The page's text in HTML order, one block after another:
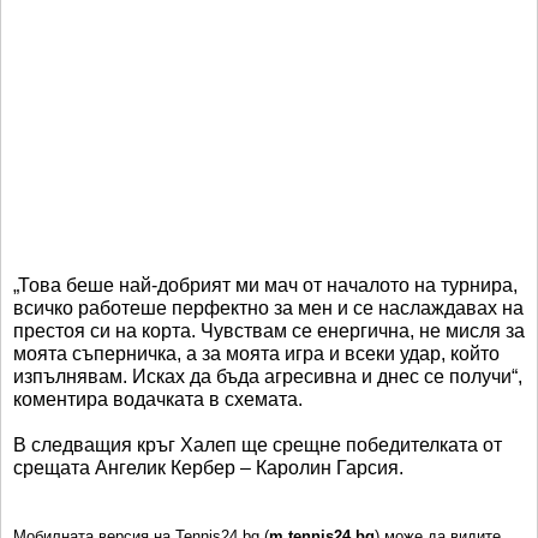
„Това беше най-добрият ми мач от началото на турнира,
всичко работеше перфектно за мен и се наслаждавах на
престоя си на корта. Чувствам се енергична, не мисля за
моята съперничка, а за моята игра и всеки удар, който
изпълнявам. Исках да бъда агресивна и днес се получи“,
коментира водачката в схемата.
В следващия кръг Халеп ще срещне победителката от
срещата Ангелик Кербер – Каролин Гарсия.